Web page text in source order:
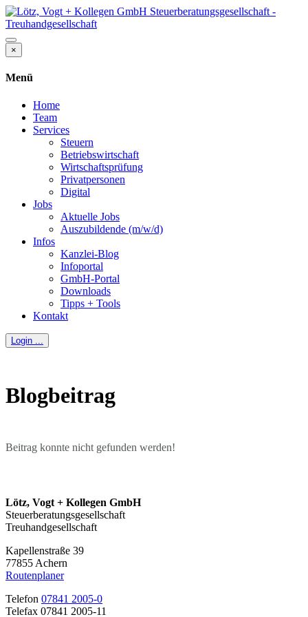
×
Menü
Home
Team
Services
Steuern
Betriebswirtschaft
Wirtschaftsprüfung
Privatpersonen
Digital
Jobs
Aktuelle Jobs
Auszubildende (m/w/d)
Infos
Kanzlei-Blog
Infoportal
GmbH-Portal
Downloads
Tipps + Tools
Kontakt
Login ...
Blogbeitrag
Beitrag konnte nicht gefunden werden!
Lötz, Vogt + Kollegen GmbH
Steuerberatungsgesellschaft
Treuhandgesellschaft
Kapellenstraße 39
77855 Achern
Routenplaner
Telefon 07841 2005-0
Telefax 07841 2005-11